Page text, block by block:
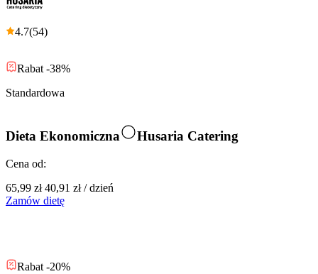
4.7(54)
Rabat -38%
Standardowa
Dieta Ekonomiczna Husaria Catering
Cena od:
65,99 zł 40,91 zł/dzień
Zamów dietę
Rabat -20%